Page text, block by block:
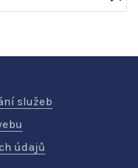
služeb
údajů